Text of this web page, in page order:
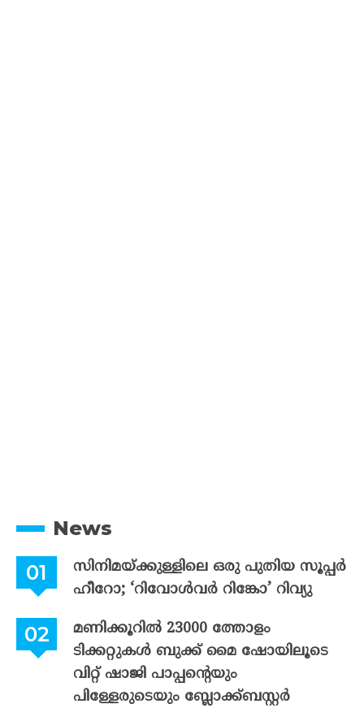
News
സിനിമയ്ക്കുള്ളിലെ ഒരു പുതിയ സൂപ്പർ
ഹീറോ; ‘റിവോൾവർ റിങ്കോ’ റിവ്യു
മണിക്കൂറിൽ 23000 ത്തോളം
ടിക്കറ്റുകൾ ബുക്ക് മൈ ഷോയിലൂടെ
വിറ്റ് ഷാജി പാപ്പന്റെയും
പിള്ളേരുടെയും ബ്ലോക്ക്ബസ്റ്റർ